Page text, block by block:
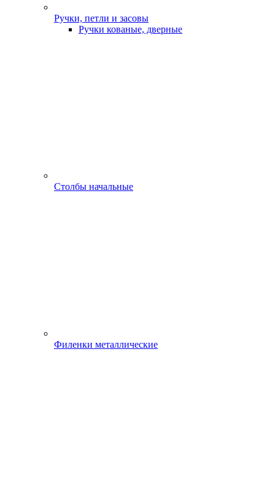
Ручки, петли и засовы
Ручки кованые, дверные
Столбы начальные
Филенки металлические